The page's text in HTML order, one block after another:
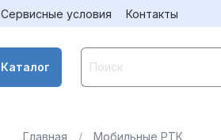
Сервисные условия Контакты
Каталог
Главная Мобильные РТК